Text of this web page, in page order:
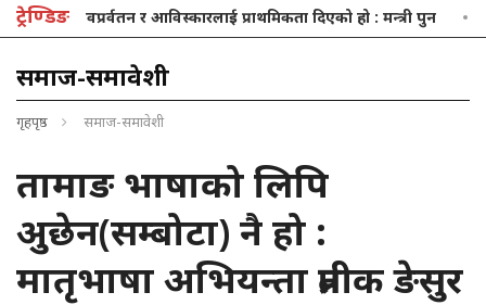
ट्रेण्डिङ
नवप्रर्वतन र आविस्कारलाई प्राथमिकता दिएको हो : मन्त्री पुन
समाज-समावेशी
गृहपृष्ठ समाज-समावेशी
तामाङ भाषाको लिपि
अुछेन(सम्बोटा) नै हो :
मातृभाषा अभियन्ता प्रतीक ङेसुर